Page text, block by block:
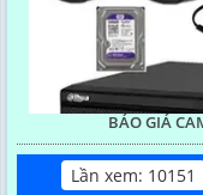
BÁO GIÁ
Lần xem: 10151